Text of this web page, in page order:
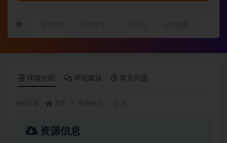
详情介绍 评论建议 常见问题
资源信息